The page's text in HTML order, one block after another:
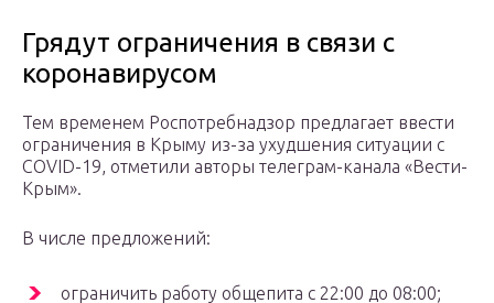
Грядут ограничения в связи с
коронавирусом
Тем временем Роспотребнадзор предлагает ввести
ограничения в Крыму из-за ухудшения ситуации с
COVID-19, отметили авторы телеграм-канала «Вести-
Крым».
В числе предложений:
ограничить работу общепита с 22:00 до 08:00;